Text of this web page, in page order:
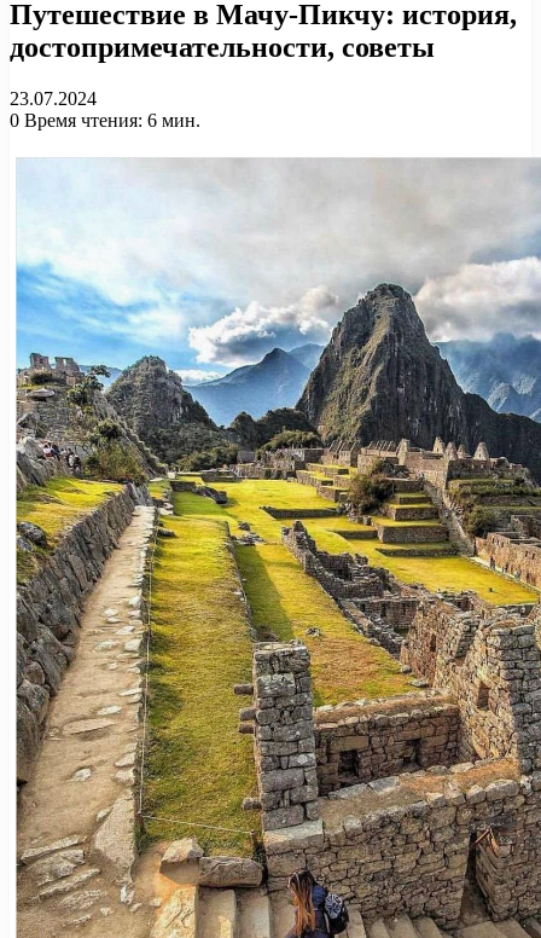
Путешествие в Мачу-Пикчу: история,
достопримечательности, советы
23.07.2024
0 Время чтения: 6 мин.